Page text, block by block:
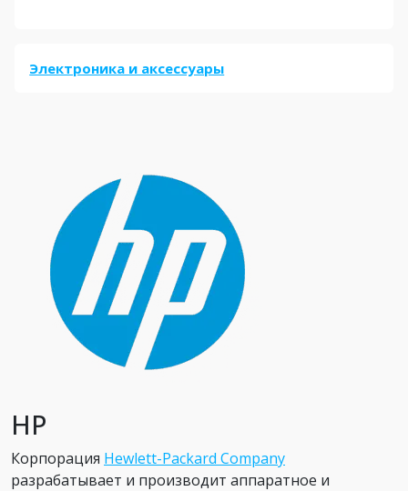
Электроника и аксессуары
HP
Корпорация Hewlett-Packard Company
разрабатывает и производит аппаратное и